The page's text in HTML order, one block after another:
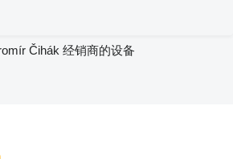
Čihák 经销商的设备